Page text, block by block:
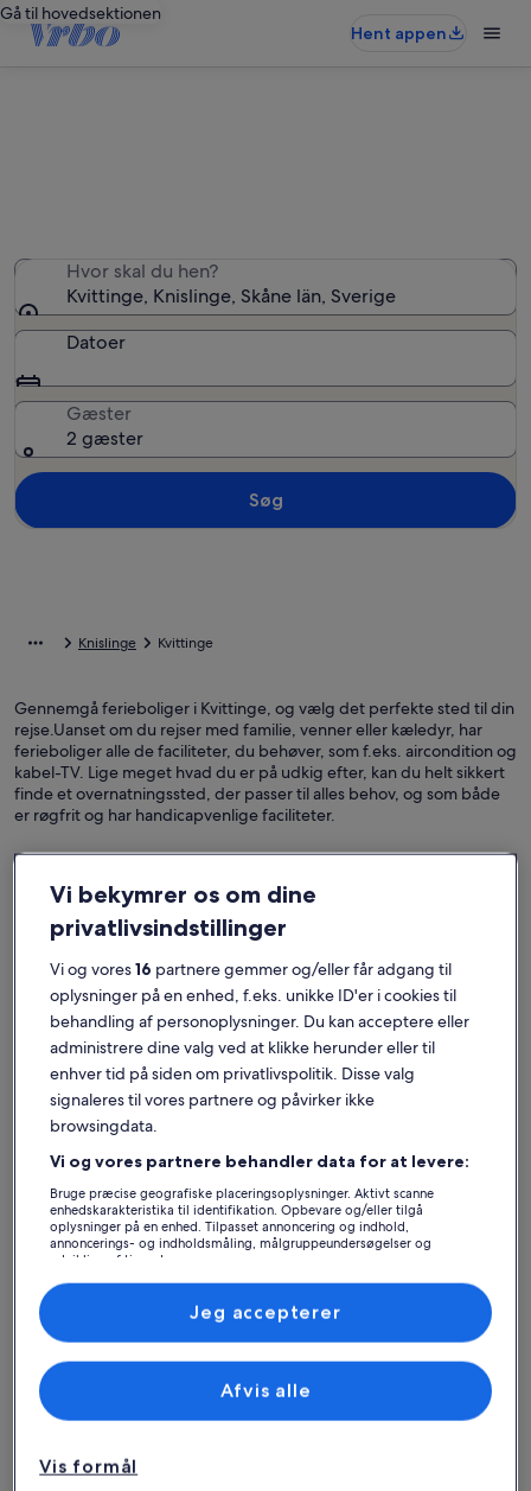
Gå til hovedsektionen
Hent appen
Hvor skal du hen?
Kvittinge, Knislinge, Skåne län, Sverige
Datoer
Gæster
2 gæster
Søg
Knislinge Kvittinge
Gennemgå ferieboliger i Kvittinge, og vælg det perfekte sted til din
rejse.Uanset om du rejser med familie, venner eller kæledyr, har
ferieboliger alle de faciliteter, du behøver, som f.eks. aircondition og
kabel-TV. Lige meget hvad du er på udkig efter, kan du helt sikkert
finde et overnatningssted, der passer til alles behov, og som både
er røgfrit og har handicapvenlige faciliteter.
Find overnatningssteder, der passer til dig
Hus
Søg efter huse
Lejlighed
Søg efter lejligheder
Hytte
Søg efter
Find det bedste
overnatningssted – Kvittinge
Flere oplysninger om Stort hus lige foran søen og midt i
Flere
Vi bekymrer os om dine
privatlivsindstillinger
Vi og vores16 partnere gemmer og/eller får adgang til
oplysninger på en enhed, f.eks. unikke ID'er i cookies til
behandling af personoplysninger. Du kan acceptere eller
administrere dine valg ved at klikke herunder eller til
enhver tid på siden om privatlivspolitik. Disse valg
signaleres til vores partnere og påvirker ikke
browsingdata.
Vi og vores partnere behandler data for at levere:
Bruge præcise geografiske placeringsoplysninger. Aktivt scanne
enhedskarakteristika til identifikation. Opbevare og/eller tilgå
oplysninger på en enhed. Tilpasset annoncering og indhold,
annoncerings- og indholdsmåling, målgruppeundersøgelser og
udvikling af tjenester.
Liste over partnere (leverandører)
Vis formål
Afvis alle
Jeg accepterer